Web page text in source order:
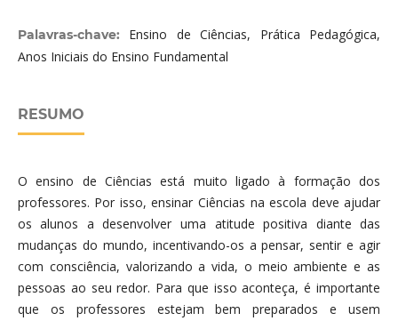
Palavras-chave: Ensino de Ciências, Prática Pedagógica,
Anos Iniciais do Ensino Fundamental
RESUMO
O ensino de Ciências está muito ligado à formação dos
professores. Por isso, ensinar Ciências na escola deve ajudar
os alunos a desenvolver uma atitude positiva diante das
mudanças do mundo, incentivando-os a pensar, sentir e agir
com consciência, valorizando a vida, o meio ambiente e as
pessoas ao seu redor. Para que isso aconteça, é importante
que os professores estejam bem preparados e usem